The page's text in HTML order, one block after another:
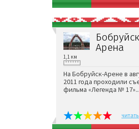
Арена
1,1 км
На Бобруйск-Арене в
2011 года проходили
фильма «Легенда № 17»...